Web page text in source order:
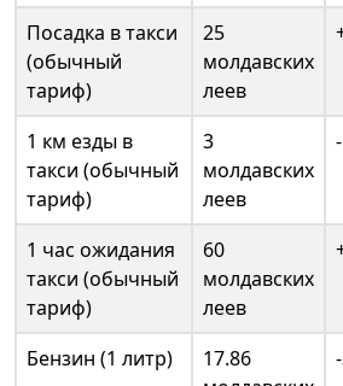
Посадка в такси
(обычный
тариф)
25
молдавских
леев
1 км езды в
такси (обычный
тариф)
3
молдавских
леев
1 час ожидания
такси (обычный
тариф)
60
молдавских
леев
Бензин (1 литр)
17.86